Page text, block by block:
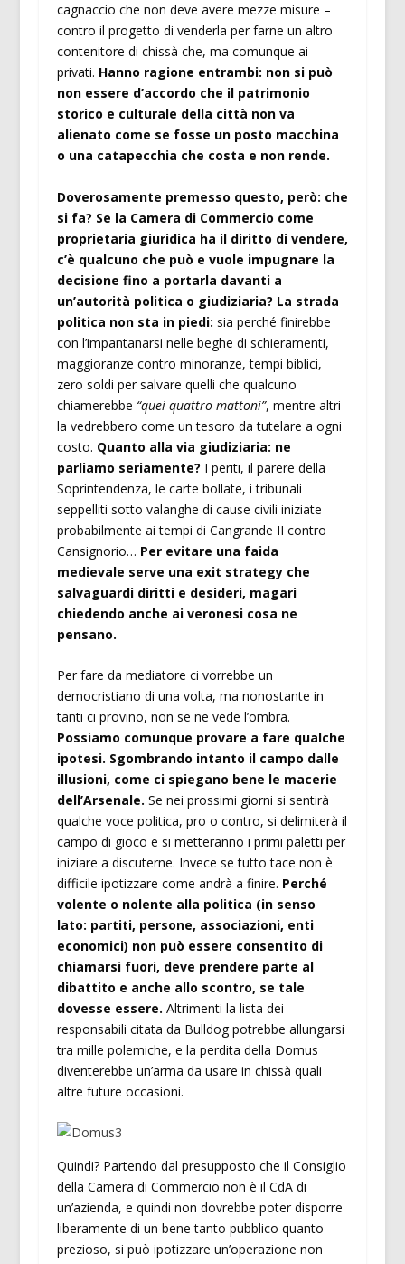
cagnaccio che non deve avere mezze misure –
contro il progetto di venderla per farne un altro
contenitore di chissà che, ma comunque ai
privati. Hanno ragione entrambi: non si può
non essere d’accordo che il patrimonio
storico e culturale della città non va
alienato come se fosse un posto macchina
o una catapecchia che costa e non rende.
Doverosamente premesso questo, però: che
si fa? Se la Camera di Commercio come
proprietaria giuridica ha il diritto di vendere,
c’è qualcuno che può e vuole impugnare la
decisione fino a portarla davanti a
un’autorità politica o giudiziaria? La strada
politica non sta in piedi: sia perché finirebbe
con l’impantanarsi nelle beghe di schieramenti,
maggioranze contro minoranze, tempi biblici,
zero soldi per salvare quelli che qualcuno
chiamerebbe “quei quattro mattoni”, mentre altri
la vedrebbero come un tesoro da tutelare a ogni
costo. Quanto alla via giudiziaria: ne
parliamo seriamente? I periti, il parere della
Soprintendenza, le carte bollate, i tribunali
seppelliti sotto valanghe di cause civili iniziate
probabilmente ai tempi di Cangrande II contro
Cansignorio… Per evitare una faida
medievale serve una exit strategy che
salvaguardi diritti e desideri, magari
chiedendo anche ai veronesi cosa ne
pensano.
Per fare da mediatore ci vorrebbe un
democristiano di una volta, ma nonostante in
tanti ci provino, non se ne vede l’ombra.
Possiamo comunque provare a fare qualche
ipotesi. Sgombrando intanto il campo dalle
illusioni, come ci spiegano bene le macerie
dell’Arsenale. Se nei prossimi giorni si sentirà
qualche voce politica, pro o contro, si delimiterà il
campo di gioco e si metteranno i primi paletti per
iniziare a discuterne. Invece se tutto tace non è
difficile ipotizzare come andrà a finire. Perché
volente o nolente alla politica (in senso
lato: partiti, persone, associazioni, enti
economici) non può essere consentito di
chiamarsi fuori, deve prendere parte al
dibattito e anche allo scontro, se tale
dovesse essere. Altrimenti la lista dei
responsabili citata da Bulldog potrebbe allungarsi
tra mille polemiche, e la perdita della Domus
diventerebbe un’arma da usare in chissà quali
altre future occasioni.
Quindi? Partendo dal presupposto che il Consiglio
della Camera di Commercio non è il CdA di
un’azienda, e quindi non dovrebbe poter disporre
liberamente di un bene tanto pubblico quanto
prezioso, si può ipotizzare un’operazione non